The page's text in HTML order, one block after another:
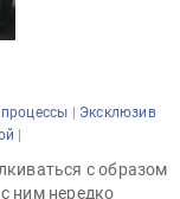
| Эксклюзив
|
с образом
ним нередко